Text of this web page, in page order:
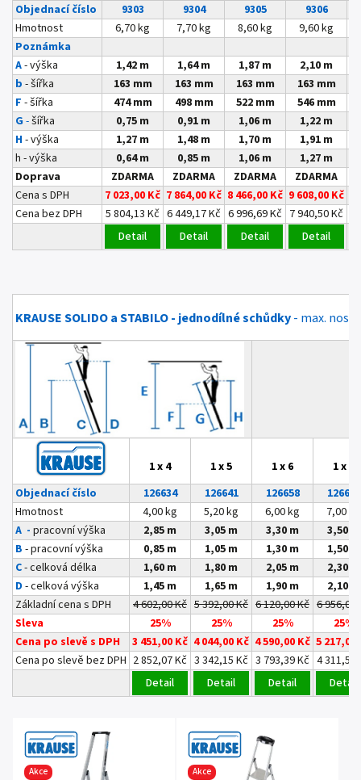
Objednací číslo
9303 9304 9305
9306
Hmotnost
6,70 kg 7,70 kg 8,60 kg 9,60 kg
Poznámka
A- výška 1,42 m 1,64 m 1,87 m
2,10 m
b - šířka 163 mm 163 mm 163 mm 163 mm
F - šířka 474 mm 498 mm 522 mm 546 mm
G -šířka 0,75 m 0,91 m 1,06 m
1,22 m
H- výška 1,27 m 1,48 m 1,70 m
1,91 m
h - výška
0,64 m 0,85 m 1,06 m
1,27 m
Doprava
ZDARMA ZDARMA ZDARMA ZDARMA
Cena s DPH
7 023,00 Kč 7 864,00 Kč 8 466,00 Kč 9 608,00 Kč
Cena bez DPH
5 804,13 Kč 6 449,17 Kč 6 996,69 Kč 7 940,50 Kč
Detail
Detail Detail Detail
KRAUSE SOLIDO a STABILO - jednodílné schůdky- max.
1 x 4 1 x 5 1 x 6
1 x 7
Objednací číslo
126634 126641 126658
126665
Hmotnost
4,00 kg 5,20 kg 6,00 kg
7,00 kg
A - pracovní výška 2,85 m 3,05 m 3,30 m
3,50 m
B - pracovní výška 0,85 m 1,05 m 1,30 m
1,50 m
C- celková délka 1,60 m 1,80 m 2,05 m
2,30 m
D - celková výška 1,45 m 1,65 m 1,90 m
2,10 m
Základní cena s DPH
4 602,00 Kč 5 392,00 Kč 6 120,00 Kč 6 956,00
Sleva
25% 25% 25%
25%
Cena po slevě s DPH
3 451,00 Kč 4 044,00 Kč 4 590,00 Kč 5 217,00
Cena po slevě bez DPH 2 852,07 Kč 3 342,15 Kč 3 793,39 Kč 4 311,57
Detail
Detail Detail Detail
Akce
Akce